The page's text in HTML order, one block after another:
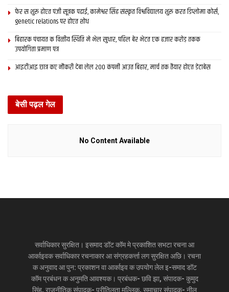
फेर स शुरू होएत पंजी सूत्रक पढाई, कामेश्वर सिंह संस्कृत विश्वविद्यालय शुरू करत डिप्लोमा कोर्स,
genetic relations पर होएत शोध
बिहारक पंचायत क वित्‍तीय स्थिति मे भेल सुधार, पहिल बेर भेटत एक हजार करोड़ तकक
उपयोगिता प्रमाण पत्र
आइटीआइ छात्र कए नौकरी देबा लेल 200 कंपनी आउत बिहार, मार्च तक तैयार होएत डेटाबेस
बेसी पढ़ल गेल
No Content Available
सर्वाधिकार सुरक्षित। इसमाद डॉट कॉम मे प्रकाशित सभटा रचना आ
आर्काइवक सर्वाधिकार रचनाकार आ संग्रहकर्त्ता लग सुरक्षित अछि। रचना
क अनुवाद आ पुन: प्रकाशन वा आर्काइव क उपयोग लेल इ-समाद डॉट
कॉम प्रबंधन क अनुमति आवश्यक। प्रबंधक- छवि झा, संपादक- कुमुद
सिंह, राजनीतिक संपादक- प्रीतिलता मल्लिक, समाचार संपादक- नीलू